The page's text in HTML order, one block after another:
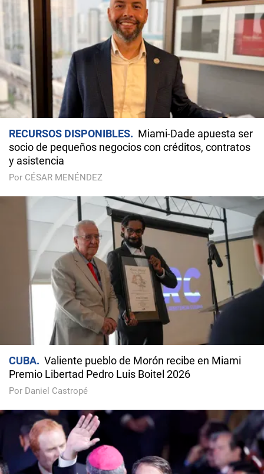
RECURSOS DISPONIBLES
Miami-Dade apuesta ser
socio de pequeños negocios con créditos, contratos
y asistencia
Por CÉSAR MENÉNDEZ
CUBA
Valiente pueblo de Morón recibe en Miami
Premio Libertad Pedro Luis Boitel 2026
Por Daniel Castropé